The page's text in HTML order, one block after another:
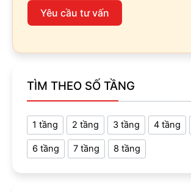
Yêu cầu tư vấn
TÌM THEO SỐ TẦNG
1 tầng 2 tầng 3 tầng 4 tầng
6 tầng 7 tầng 8 tầng